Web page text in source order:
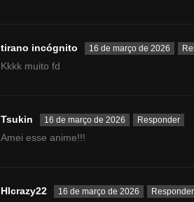
tirano incógnito 16 de março de 2026
Kkkk muito fd
Tsukin 16 de março de 2026 Responder
Amei esse anime!!!
Hlcrazy22 16 de março de 2026 Responder